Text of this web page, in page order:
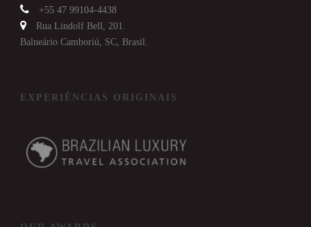
+55 47 99104-4438
Rua Lindolf Bell, 201.
Balneário Camboriú, SC, Brasil.
EXPERIÊNCIAS ORIGINAIS